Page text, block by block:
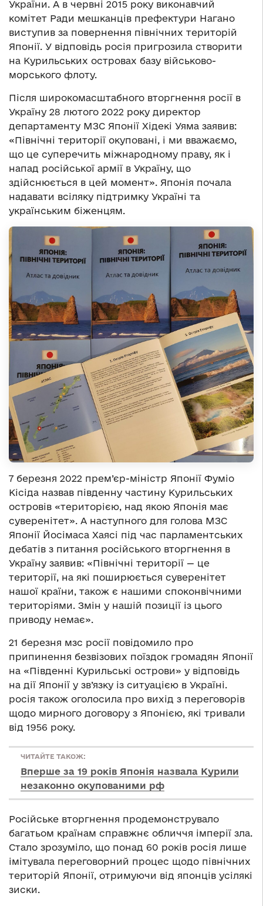
України. А в червні 2015 року виконавчий
комітет Ради мешканців префектури Нагано
виступив за повернення північних територій
Японії. У відповідь росія пригрозила створити
на Курильських островах базу військово-
морського флоту.
Після широкомасштабного вторгнення росії в
Україну 28 лютого 2022 року директор
департаменту МЗС Японії Хідекі Уяма заявив:
«Північні території окуповані, і ми вважаємо,
що це суперечить міжнародному праву, як і
напад російської армії в Україну, що
здійснюється в цей момент». Японія почала
надавати всіляку підтримку Україні та
українським біженцям.
7 березня 2022 прем’єр-міністр Японії Фуміо
Кісіда назвав південну частину Курильських
островів «територією, над якою Японія має
суверенітет». А наступного для голова МЗС
Японії Йосімаса Хаясі під час парламентських
дебатів з питання російського вторгнення в
Україну заявив: «Північні території — це
території, на які поширюється суверенітет
нашої країни, також є нашими споконвічними
територіями. Змін у нашій позиції із цього
приводу немає».
21 березня мзс росії повідомило про
припинення безвізових поїздок громадян Японії
на «Південні Курильські острови» у відповідь
на дії Японії у зв’язку із ситуацією в Україні.
росія також оголосила про вихід з переговорів
щодо мирного договору з Японією, які тривали
від 1956 року.
ЧИТАЙТЕ ТАКОЖ:
Вперше за 19 років Японія назвала Курили
незаконно окупованими рф
Російське вторгнення продемонструвало
багатьом країнам справжнє обличчя імперії зла.
Стало зрозуміло, що понад 60 років росія лише
імітувала переговорний процес щодо північних
територій Японії, отримуючи від японців усілякі
зиски.